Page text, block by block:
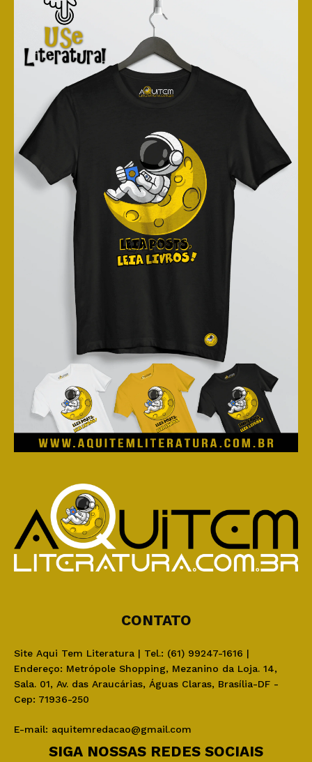
CONTATO
Site Aqui Tem Literatura | Tel.: (61) 99247-1616 |
Endereço: Metrópole Shopping, Mezanino da Loja. 14,
Sala. 01, Av. das Araucárias, Águas Claras, Brasília-DF -
Cep: 71936-250
E-mail: aquitemredacao@gmail.com
SIGA NOSSAS REDES SOCIAIS